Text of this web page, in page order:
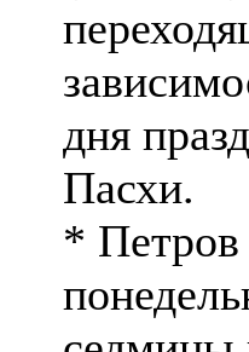
дня
Пасхи.
* Петров